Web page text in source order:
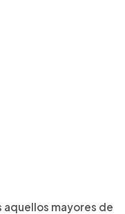
aquellos mayores de